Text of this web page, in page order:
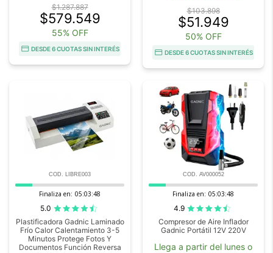
$1.287.887
$579.549
55% OFF
DESDE 6 CUOTAS SIN INTERÉS
$103.898
$51.949
50% OFF
DESDE 6 CUOTAS SIN INTERÉS
COD. LIBRE003
Finaliza en: 05:03:46
5.0
Plastificadora Gadnic Laminado
Frío Calor Calentamiento 3-5
Minutos Protege Fotos Y
Documentos Función Reversa
COD. AV000052
Finaliza en: 05:03:46
4.9
Compresor de Aire Inflador
Gadnic Portátil 12V 220V
Llega a partir del lunes o